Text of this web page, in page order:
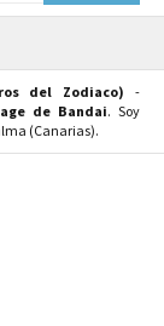
del Zodiaco) -
de Bandai. Soy
(Canarias).